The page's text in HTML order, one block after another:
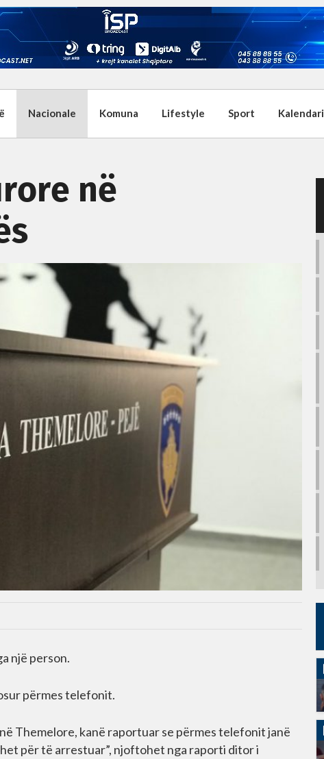
Nacionale Komuna Lifestyle Sport Kalendari
në
një person.
përmes telefonit.
Themelore, kanë raportuar se përmes telefonit janë
për të arrestuar”, njoftohet nga raporti ditor i